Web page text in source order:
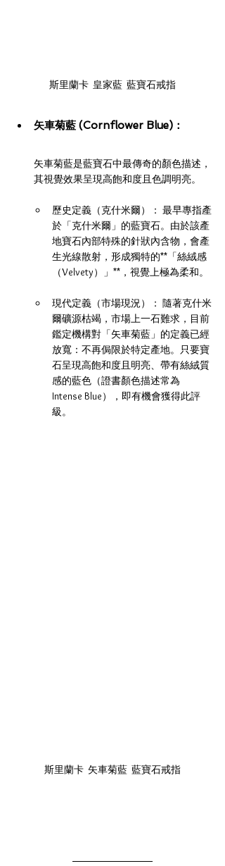
斯里蘭卡  皇家藍  藍寶石戒指
矢車菊藍 (Cornflower Blue)：
矢車菊藍是藍寶石中最傳奇的顏色描述，
其視覺效果呈現高飽和度且色調明亮。
歷史定義（克什米爾）： 最早專指產
於「克什米爾」的藍寶石。由於該產
地寶石內部特殊的針狀內含物，會產
生光線散射，形成獨特的**「絲絨感
（Velvety）」**，視覺上極為柔和。
現代定義（市場現況）： 隨著克什米
爾礦源枯竭，市場上一石難求，目前
鑑定機構對「矢車菊藍」的定義已經
放寬：不再侷限於特定產地。只要寶
石呈現高飽和度且明亮、帶有絲絨質
感的藍色（證書顏色描述常為
Intense Blue），即有機會獲得此評
級。
斯里蘭卡  矢車菊藍  藍寶石戒指